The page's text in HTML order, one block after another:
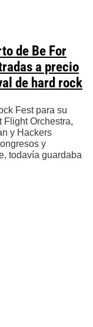
de Be For
a precio
de hard rock
Fest para su
Flight Orchestra,
y Hackers
y
todavía guardaba